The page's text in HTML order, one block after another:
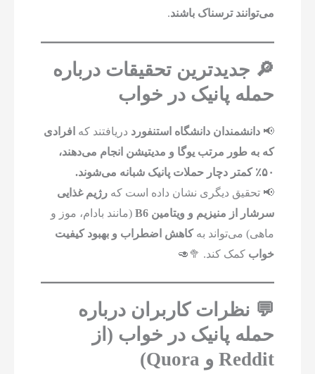
می‌توانند ترسناک باشند.
🔎 جدیدترین تحقیقات درباره
حمله پانیک در خواب
📢دانشمندان دانشگاه استنفورد دریافتند که افرادی
که به طور مرتب یوگا و مدیتیشن انجام می‌دهند،
۵۰٪ کمتر دچار حملات پانیک شبانه می‌شوند.
📢 تحقیق دیگری نشان داده است کهرژیم غذایی
سرشار از منیزیم و ویتامین B6
(مانند بادام، موز و
ماهی) می‌تواند بهکاهش اضطراب و بهبود کیفیت
خواب کمک کند. 🥦🥑
💬 نظرات کاربران درباره
حمله پانیک در خواب (از
Reddit و Quora)